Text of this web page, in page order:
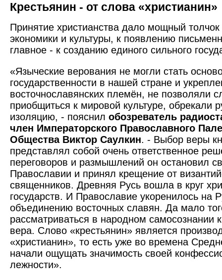
Крестьянин - от слова «христианин»
Принятие христианства дало мощный толчок
экономики и культуры, к появлению
главное - к созданию единого сильного
«Языческие верования не могли стать
государственности в нашей стране и
восточно­славянских племён, не позволяли
приобщиться к мировой культуре, обрекали
изоляцию, - пояснил обозреватель
член Императорского Православного
Общества Виктор Саулкин. - Выбор веры
представлял собой очень ответственное
переговоров и размышлений он остановил
Православии и принял крещение от
священников. Древняя Русь вошла в круг
государств. И Православие укоренилось на
объединению восточных славян. Да мало
рассматриваться в народном самосознании
вера. Слово «крестьянин» является
«христианин», то есть уже во времена
начали ощущать значимость своей
лежности».